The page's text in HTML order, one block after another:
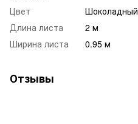
Цвет
Шоколадный
Длина листа
2 м
Ширина листа
0.95 м
Отзывы